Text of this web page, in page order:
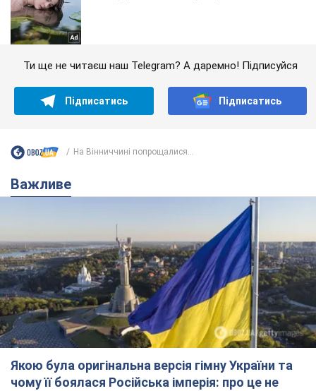
Ти ще не читаєш наш Telegram? А даремно! Підписуйся
Підписатись Підписатись
На Вінниччині попрощалися...
Важливе
Якою була оригінальна версія гімну України та
чому її боялася Російська імперія: про це не